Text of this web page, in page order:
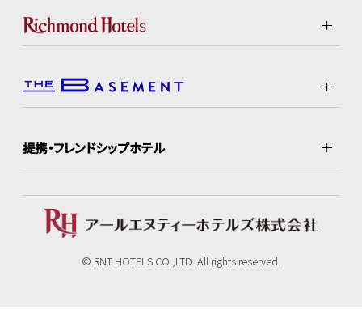
提携・フレンドシップホテル
© RNT HOTELS CO.,LTD. All rights reserved.